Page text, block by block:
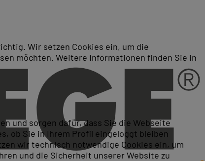
Wir setzen Cookies ein, um die
möchten. Weitere Informationen finden Sie in
und sorgen dafür, dass Sie die Webseite
ob Sie in Ihrem Profil eingeloggt bleiben
wir technisch notwendige Cookies ein, um
und die Sicherheit unserer Website zu